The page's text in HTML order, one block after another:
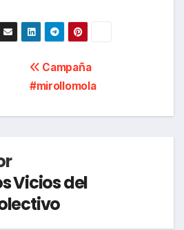
Campaña
#mirollomola
Vicios del